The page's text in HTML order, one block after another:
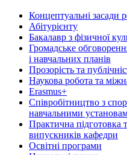
Концептуальні засади
Абітурієнту
Бакалавр з фізичної
Громадське
і навчальних планів
Прозорість та
Наукова робота та
Erasmus+
Співробітництво з
навчальними
Практична підготовка
випускників кафедри
Освітні програми